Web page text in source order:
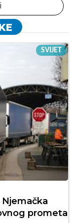
SVIJET
prometa